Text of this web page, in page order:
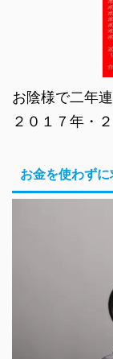
お陰様で二年
２０１７年・
お金を使わず